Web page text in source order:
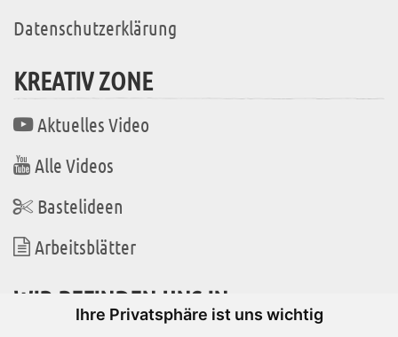
Ihre Privatsphäre ist uns wichtig
Datenschutzerklärung
KREATIV ZONE
Aktuelles Video
Alle Videos
Bastelideen
Arbeitsblätter
WIR BEFINDEN UNS IN